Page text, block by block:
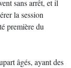
sans arrêt, et il
la session
première du
âgés, ayant des